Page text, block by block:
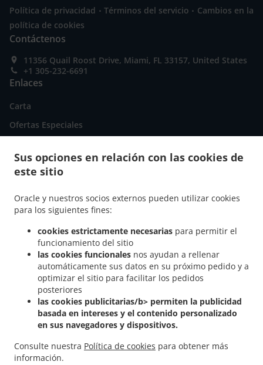
Sus opciones en relación con las cookies de
este sitio
Oracle y nuestros socios externos pueden utilizar cookies
para los siguientes fines:
cookies estrictamente necesarias para permitir el
funcionamiento del sitio
las cookies funcionales nos ayudan a rellenar
automáticamente sus datos en su próximo pedido y a
optimizar el sitio para facilitar los pedidos
posteriores
las cookies publicitarias/b> permiten la publicidad
basada en intereses y el contenido personalizado
en sus navegadores y dispositivos.
Consulte nuestra Política de cookies para obtener más
información.
Política de privacidad . Términos del servicio . Cambios en la
política de cookies
Contáctenos
11356 Quail Roost Drive, Miami, FL 33157, United States
+1 305-232-6691
Enlaces
Carta
Ofertas Especiales
Pedido Anticipado
Comida Cuban a domicilio Miami Comida Cuban a domicilio South Miami Heights
Comida Cuban a domicilio Cutler Bay
. Comida Cuban a domicilio Quail Heights
Comida Latin Food a domicilio .